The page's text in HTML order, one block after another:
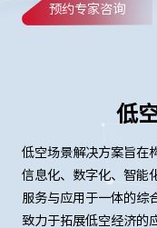
预约专家咨询
低
低空场景解决方案旨在
信息化、数字化、智能
服务与应用于一体的综
致力于拓展低空经济的